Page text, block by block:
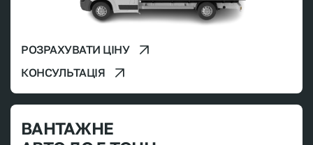
РОЗРАХУВАТИ ЦІНУ
КОНСУЛЬТАЦІЯ
ВАНТАЖНЕ